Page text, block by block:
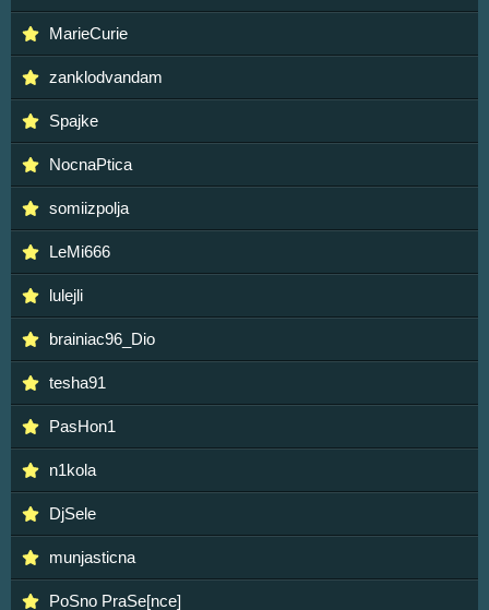
MarieCurie
zanklodvandam
Spajke
NocnaPtica
somiizpolja
LeMi666
lulejli
brainiac96_Dio
tesha91
PasHon1
n1kola
DjSele
munjasticna
PoSno PraSe[nce]